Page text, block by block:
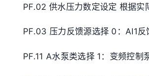
PF.02 供水压力数定设定 根据实
PF.03 压力反馈源选择 0：AI1反
PF.11 A水泵类选择 1：变频控制